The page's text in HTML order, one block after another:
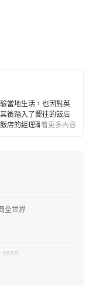
當地生活，也因對英
後踏入了嚮往的飯店
店的經理職，因此對
看更多內容
全世界
1955